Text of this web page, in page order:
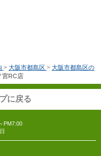
> 大阪市都島区 > 大阪市都島区の
RC店
に戻る
PM7:00